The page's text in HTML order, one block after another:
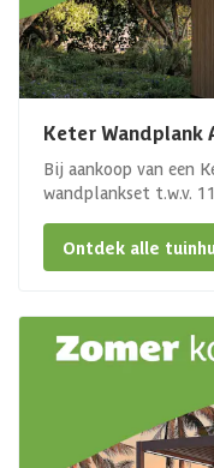
Keter Wandplank
Bij aankoop van een
wandplankset t.w.v.
Ontdek alle